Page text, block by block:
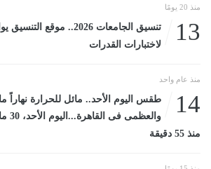
منذ 20 يومًا
13
تنسيق الجامعات 2026..
لاختبارات القدرات
منذ عام واحد
14
طقس اليوم الأحد.. مائل للحرارة نهاراً
منذ 55 دقيقة